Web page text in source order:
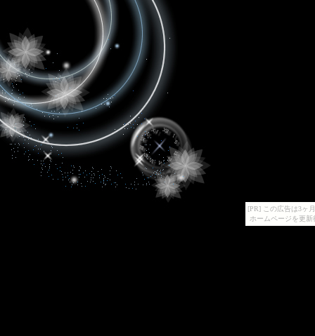
[PR] この広告は3ヶ
ホームページを更